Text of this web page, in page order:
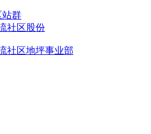
站群
社区股份
社区地坪事业部